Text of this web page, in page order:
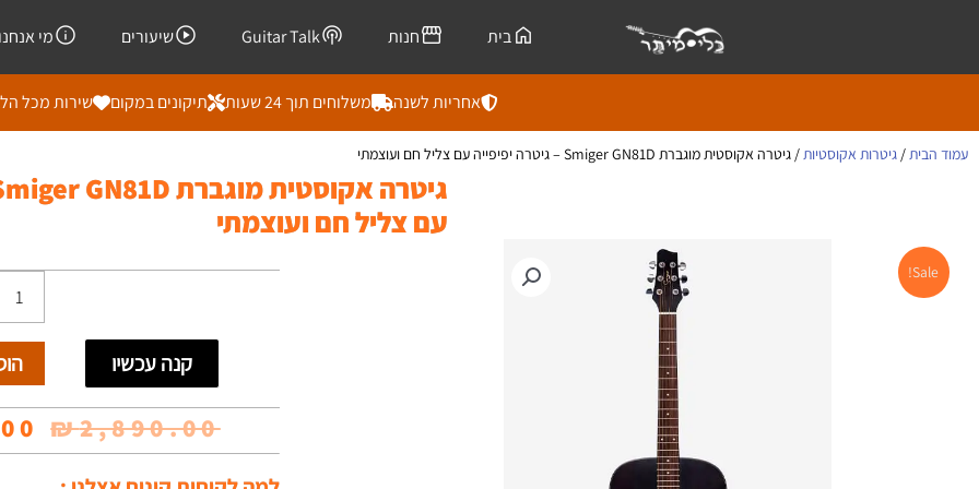
בית חנות Guitar Talk שיעורים מי אנחנו
אחריות לשנה משלוחים תוך 24 שעות תיקונים במקום שירות מכל
עמוד הבית/ גיטרות אקוסטיות/ גיטרה אקוסטית מוגברת Smiger GN81D – גיטרה יפיפייה עם צליל חם ועוצמתי
Sale!
עם צליל חם ועוצמתי
קנה עכשיו
כמות
של
גיטרה
₪2,890.00